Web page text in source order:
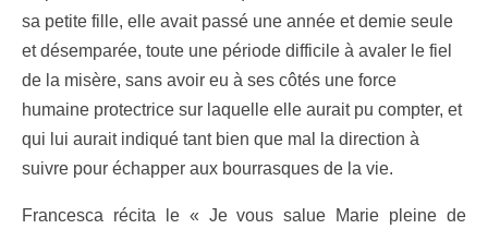
sa petite fille, elle avait passé une année et demie seule
et désemparée, toute une période difficile à avaler le fiel
de la misère, sans avoir eu à ses côtés une force
humaine protectrice sur laquelle elle aurait pu compter, et
qui lui aurait indiqué tant bien que mal la direction à
suivre pour échapper aux bourrasques de la vie.
Francesca récita le « Je vous salue Marie pleine de